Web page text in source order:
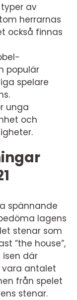
av
herrarnas
också finnas
populär
spelare
unga
och
spännande
lagens
stenar som
”the house”,
isen där
vara antalet
från spelet
stenar.